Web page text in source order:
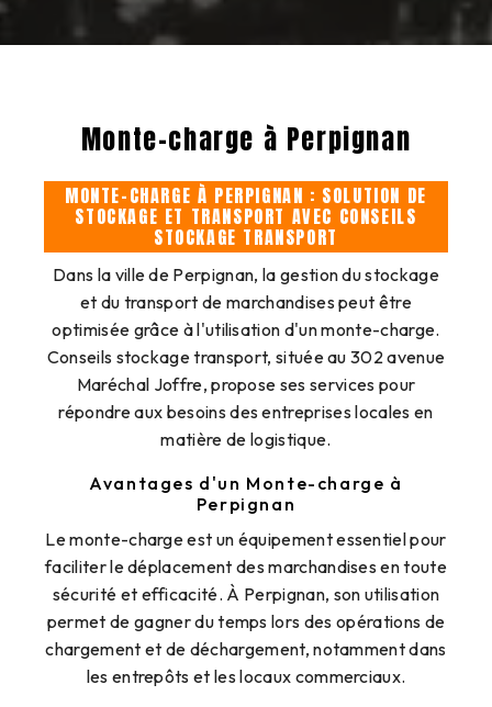
Monte-charge à Perpignan
MONTE-CHARGE À PERPIGNAN : SOLUTION DE
STOCKAGE ET TRANSPORT AVEC CONSEILS
STOCKAGE TRANSPORT
Dans la ville de Perpignan, la gestion du stockage
et du transport de marchandises peut être
optimisée grâce à l'utilisation d'un monte-charge.
Conseils stockage transport, située au 302 avenue
Maréchal Joffre, propose ses services pour
répondre aux besoins des entreprises locales en
matière de logistique.
Avantages d'un Monte-charge à
Perpignan
Le monte-charge est un équipement essentiel pour
faciliter le déplacement des marchandises en toute
sécurité et efficacité. À Perpignan, son utilisation
permet de gagner du temps lors des opérations de
chargement et de déchargement, notamment dans
les entrepôts et les locaux commerciaux.